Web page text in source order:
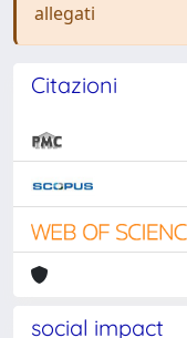
allegati
Citazioni
social impact